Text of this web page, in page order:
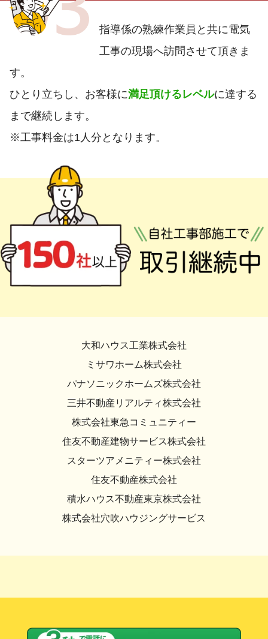
指導係の熟練作業員と共に電気
工事の現場へ訪問させて頂きま
す。
ひとり立ちし、お客様に満足頂けるレベルに達する
まで継続します。
※工事料金は1人分となります。
大和ハウス工業株式会社
ミサワホーム株式会社
パナソニックホームズ株式会社
三井不動産リアルティ株式会社
株式会社東急コミュニティー
住友不動産建物サービス株式会社
スターツアメニティー株式会社
住友不動産株式会社
積水ハウス不動産東京株式会社
株式会社穴吹ハウジングサービス
パナソニックホームズ不動産株式会社
など150社以上